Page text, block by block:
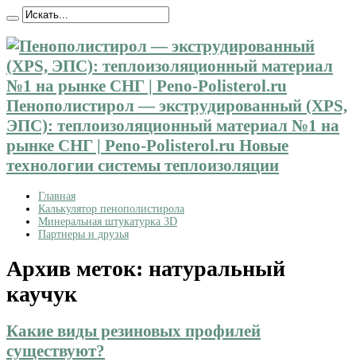
Пенополистирол — экструдированный (XPS,
ЭПС): теплоизоляционный материал №1 на
рынке СНГ | Peno-Polisterol.ru Новые
технологии системы теплоизоляции
Главная
Калькулятор пенополистирола
Минеральная штукатурка 3D
Партнеры и друзья
Архив меток: натуральный
каучук
Какие виды резиновых профилей
существуют?